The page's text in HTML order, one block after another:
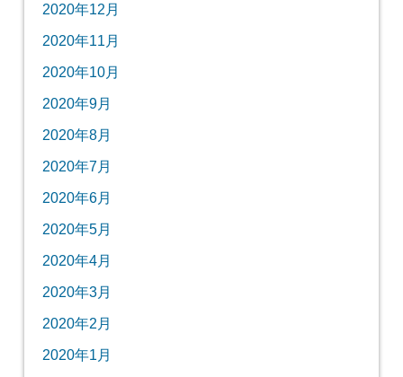
2020年12月
2020年11月
2020年10月
2020年9月
2020年8月
2020年7月
2020年6月
2020年5月
2020年4月
2020年3月
2020年2月
2020年1月